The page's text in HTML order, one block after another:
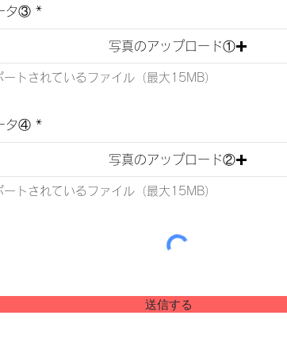
タ③
写真のアップロード①
ートされているファイル（最大15MB）
タ④
写真のアップロード②
ートされているファイル（最大15MB）
送信する